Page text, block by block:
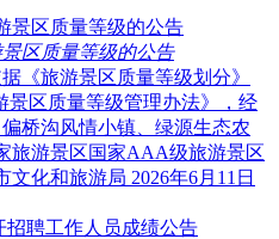
景区质量等级的公告
区质量等级的公告
《旅游景区质量等级划分》
景区质量等级管理办法》，经
桥沟风情小镇、绿源生态农
旅游景区国家AAA级旅游景区
化和旅游局 2026年6月11日
招聘工作人员成绩公告